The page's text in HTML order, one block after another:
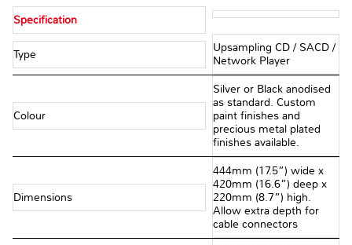
Specification
Type
Upsampling CD / SACD /
Network Player
Colour
Silver or Black anodised
as standard. Custom
paint finishes and
precious metal plated
finishes available.
Dimensions
444mm (17.5”) wide x
420mm (16.6”) deep x
220mm (8.7”) high.
Allow extra depth for
cable connectors